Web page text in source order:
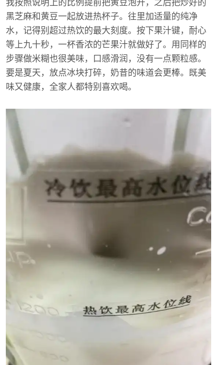
我按照说明上的比例提前把黄豆泡开，之后把炒好的
黑芝麻和黄豆一起放进热杯子。往里加适量的纯净
水，记得别超过热饮的最大刻度。按下果汁键，耐心
等上九十秒，一杯香浓的芒果汁就做好了。用同样的
步骤做米糊也很美味，口感滑润，没有一点颗粒感。
要是夏天，放点冰块打碎，奶昔的味道会更棒。既美
味又健康，全家人都特别喜欢喝。